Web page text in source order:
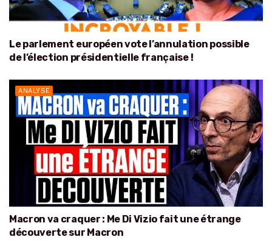
Le parlement européen vote l’annulation possible
de l’élection présidentielle française !
ANALYSE
Macron va craquer : Me Di Vizio fait une étrange
découverte sur Macron